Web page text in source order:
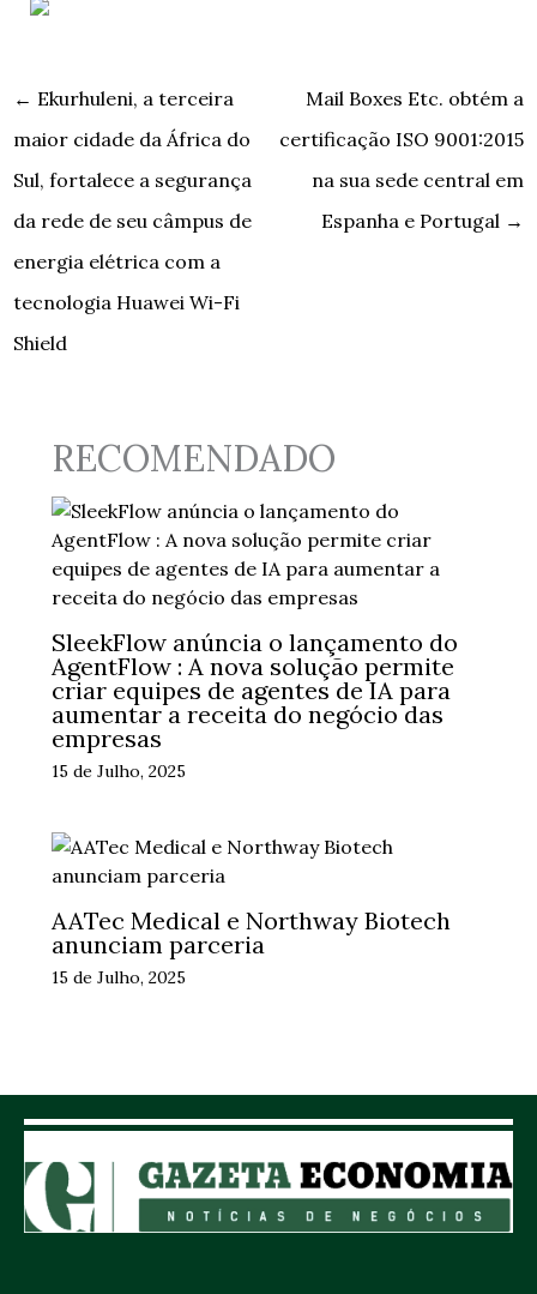
← Ekurhuleni, a terceira
maior cidade da África do
Sul, fortalece a segurança
da rede de seu câmpus de
energia elétrica com a
tecnologia Huawei Wi-Fi
Shield
Mail Boxes Etc. obtém a
certificação ISO 9001:2015
na sua sede central em
Espanha e Portugal →
RECOMENDADO
SleekFlow anúncia o lançamento do
AgentFlow : A nova solução permite
criar equipes de agentes de IA para
aumentar a receita do negócio das
empresas
15 de Julho, 2025
AATec Medical e Northway Biotech
anunciam parceria
15 de Julho, 2025